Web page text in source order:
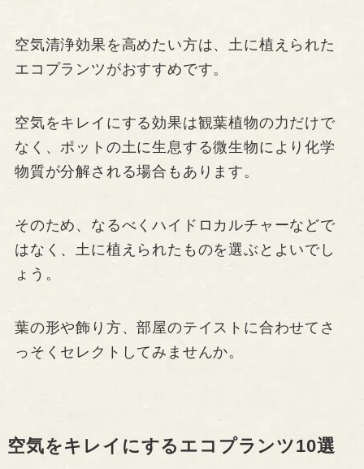
空気清浄効果を高めたい方は、土に植えられた
エコプランツがおすすめです。
空気をキレイにする効果は観葉植物の力だけで
なく、ポットの土に生息する微生物により化学
物質が分解される場合もあります。
そのため、なるべくハイドロカルチャーなどで
はなく、土に植えられたものを選ぶとよいでし
ょう。
葉の形や飾り方、部屋のテイストに合わせてさ
っそくセレクトしてみませんか。
空気をキレイにするエコプランツ10選